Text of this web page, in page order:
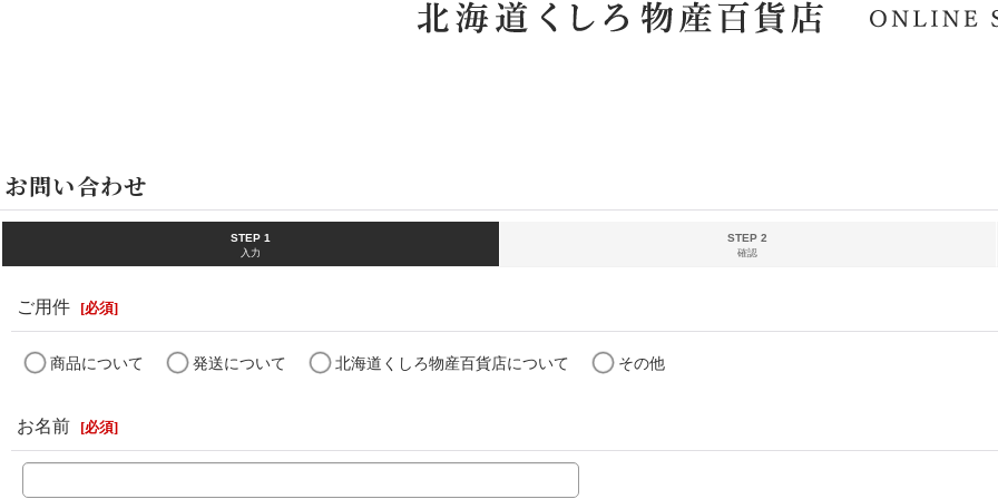
お問い合わせ
STEP 1
入力
STEP 2
確認
ご用件 [必須]
商品について 発送について 北海道くしろ物産百貨店について その他
お名前 [必須]